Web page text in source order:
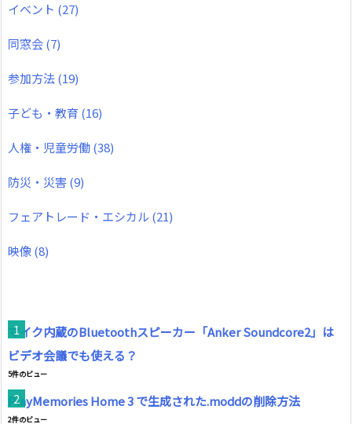
イベント (27)
同窓会(7)
参加方法(19)
子ども・教育 (16)
人権・児童労働(38)
防災・災害(9)
フェアトレード・エシカル (21)
映像(8)
マイク内蔵のBluetoothスピーカー「Anker Soundcore2」は
ビデオ会議でも使える？
5件のビュー
PlayMemories Home 3 で生成された.moddの削除方法
2件のビュー